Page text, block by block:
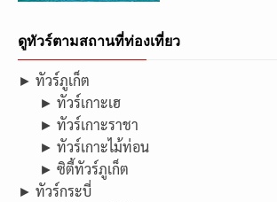
ดูทัวร์ตามสถานที่ท่องเที่ยว
► ทัวร์ภูเก็ต
► ทัวร์เกาะเฮ
► ทัวร์เกาะราชา
► ทัวร์เกาะไม้ท่อน
► ซิตี้ทัวร์ภูเก็ต
► ทัวร์กระบี่